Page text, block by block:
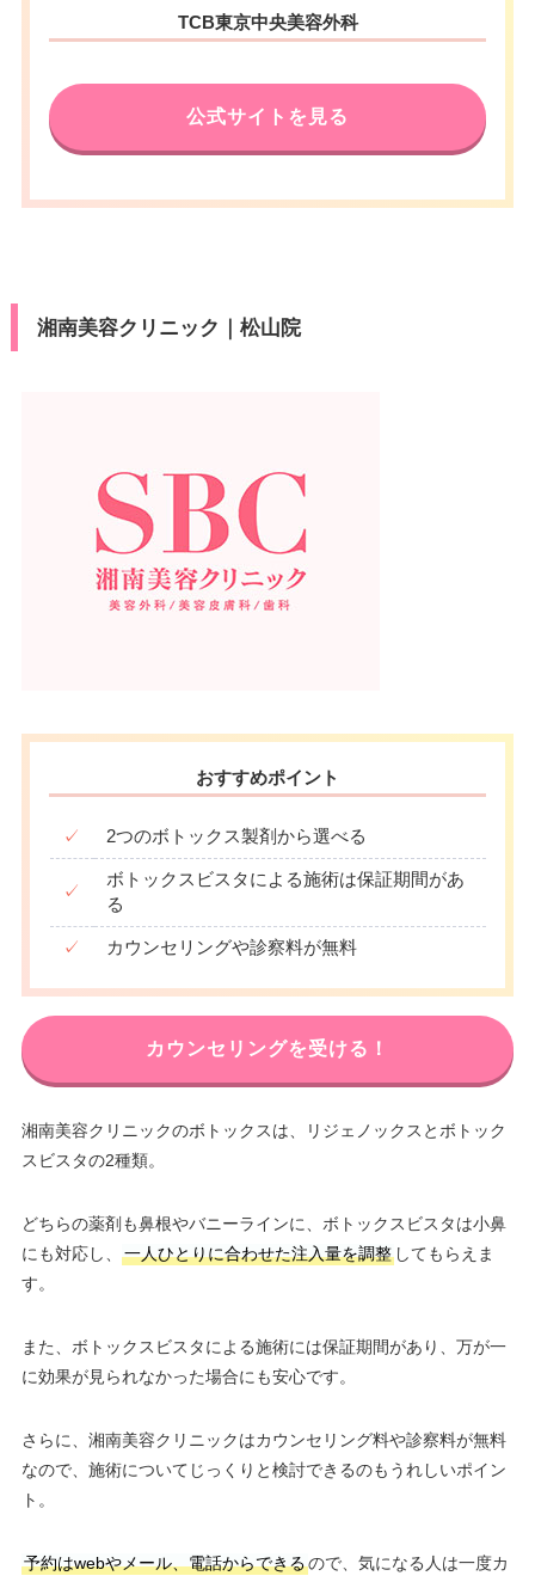
TCB東京中央美容外科
公式サイトを見る
湘南美容クリニック｜松山院
おすすめポイント
✓ 2つのボトックス製剤から選べる
✓
ボトックスビスタによる施術は保証期間があ
る
✓ カウンセリングや診察料が無料
カウンセリングを受ける！
湘南美容クリニックのボトックスは、リジェノックスとボトック
スビスタの2種類。
どちらの薬剤も鼻根やバニーラインに、ボトックスビスタは小鼻
にも対応し、
一人ひとりに合わせた注入量を調整してもらえま
す。
また、ボトックスビスタによる施術には保証期間があり、万が一
に効果が見られなかった場合にも安心です。
さらに、湘南美容クリニックはカウンセリング料や診察料が無料
なので、施術についてじっくりと検討できるのもうれしいポイン
ト。
予約はwebやメール、電話からできるので、気になる人は一度カ